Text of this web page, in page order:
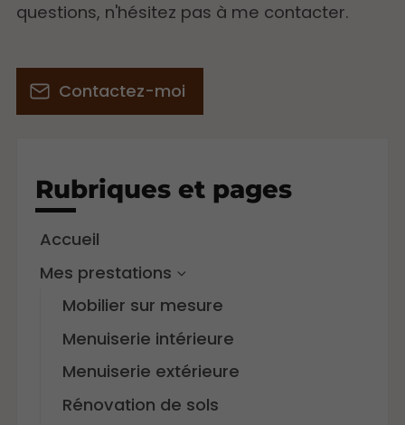
questions, n'hésitez pas à me contacter.
Contactez-moi
Rubriques et pages
Accueil
Mes prestations
Mobilier sur mesure
Menuiserie intérieure
Menuiserie extérieure
Rénovation de sols